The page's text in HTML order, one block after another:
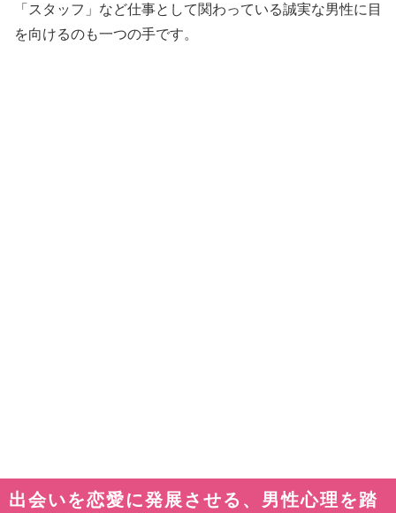
「スタッフ」など仕事として関わっている誠実な男性に目
を向けるのも一つの手です。
出会いを恋愛に発展させる、男性心理を踏